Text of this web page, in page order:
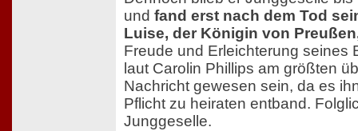
und fand erst nach dem Tod
Luise, der Königin von
Freude und Erleichterung seines
laut Carolin Phillips am größten
Nachricht gewesen sein, da es
Pflicht zu heiraten entband.
Junggeselle.